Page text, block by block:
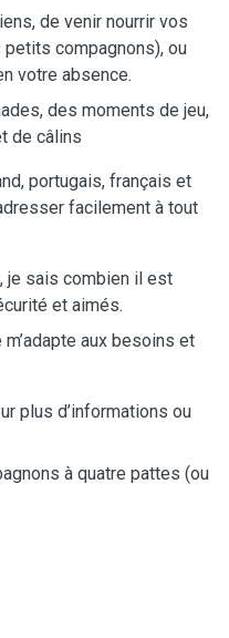
de venir nourrir vos
petits compagnons), ou
votre absence.
des moments de jeu,
de câlins
portugais, français et
facilement à tout
je sais combien il est
et aimés.
aux besoins et
plus d’informations ou
à quatre pattes (ou